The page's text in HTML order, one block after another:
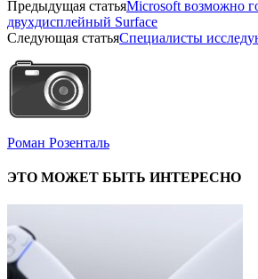
Предыдущая статьяMicrosoft возможно
двухдисплейный Surface
Следующая статьяСпециалисты
Роман Розенталь
ЭТО МОЖЕТ БЫТЬ ИНТЕРЕСНО